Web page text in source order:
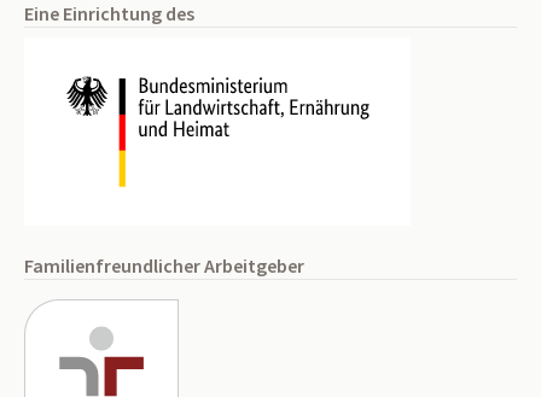
Eine Einrichtung des
Familienfreundlicher Arbeitgeber